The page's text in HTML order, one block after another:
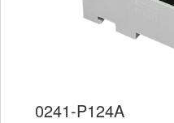
0241-P124A